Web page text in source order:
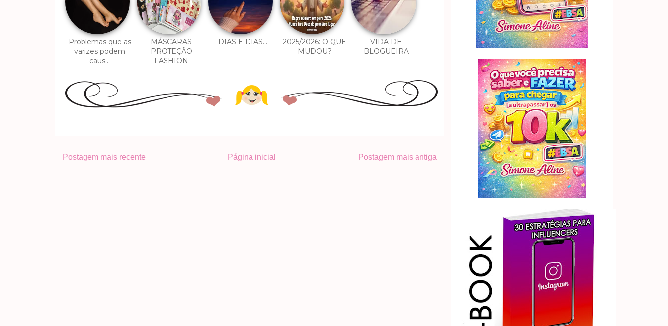
Problemas que as
varizes podem
caus...
MÁSCARAS
PROTEÇÃO
FASHION
DIAS E DIAS...
2025/2026: O QUE
MUDOU?
VIDA DE
BLOGUEIRA
Postagem mais recente Postagem mais antiga
Página inicial